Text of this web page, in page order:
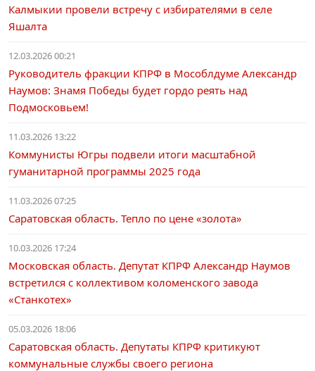
Калмыкии провели встречу с избирателями в селе
Яшалта
12.03.2026 00:21
Руководитель фракции КПРФ в Мособлдуме Александр
Наумов: Знамя Победы будет гордо реять над
Подмосковьем!
11.03.2026 13:22
Коммунисты Югры подвели итоги масштабной
гуманитарной программы 2025 года
11.03.2026 07:25
Саратовская область. Тепло по цене «золота»
10.03.2026 17:24
Московская область. Депутат КПРФ Александр Наумов
встретился с коллективом коломенского завода
«Станкотех»
05.03.2026 18:06
Саратовская область. Депутаты КПРФ критикуют
коммунальные службы своего региона